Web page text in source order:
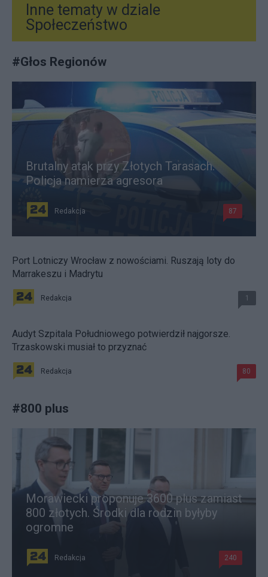
Inne tematy w dziale
Społeczeństwo
#Głos Regionów
Brutalny atak przy Złotych Tarasach.
Policja namierza agresora
Redakcja 87
Port Lotniczy Wrocław z nowościami. Ruszają loty do
Marrakeszu i Madrytu
Redakcja 1
Audyt Szpitala Południowego potwierdził najgorsze.
Trzaskowski musiał to przyznać
Redakcja 80
#800 plus
Morawiecki proponuje 3600 plus zamiast
800 złotych. Środki dla rodzin byłyby
ogromne
Redakcja 240